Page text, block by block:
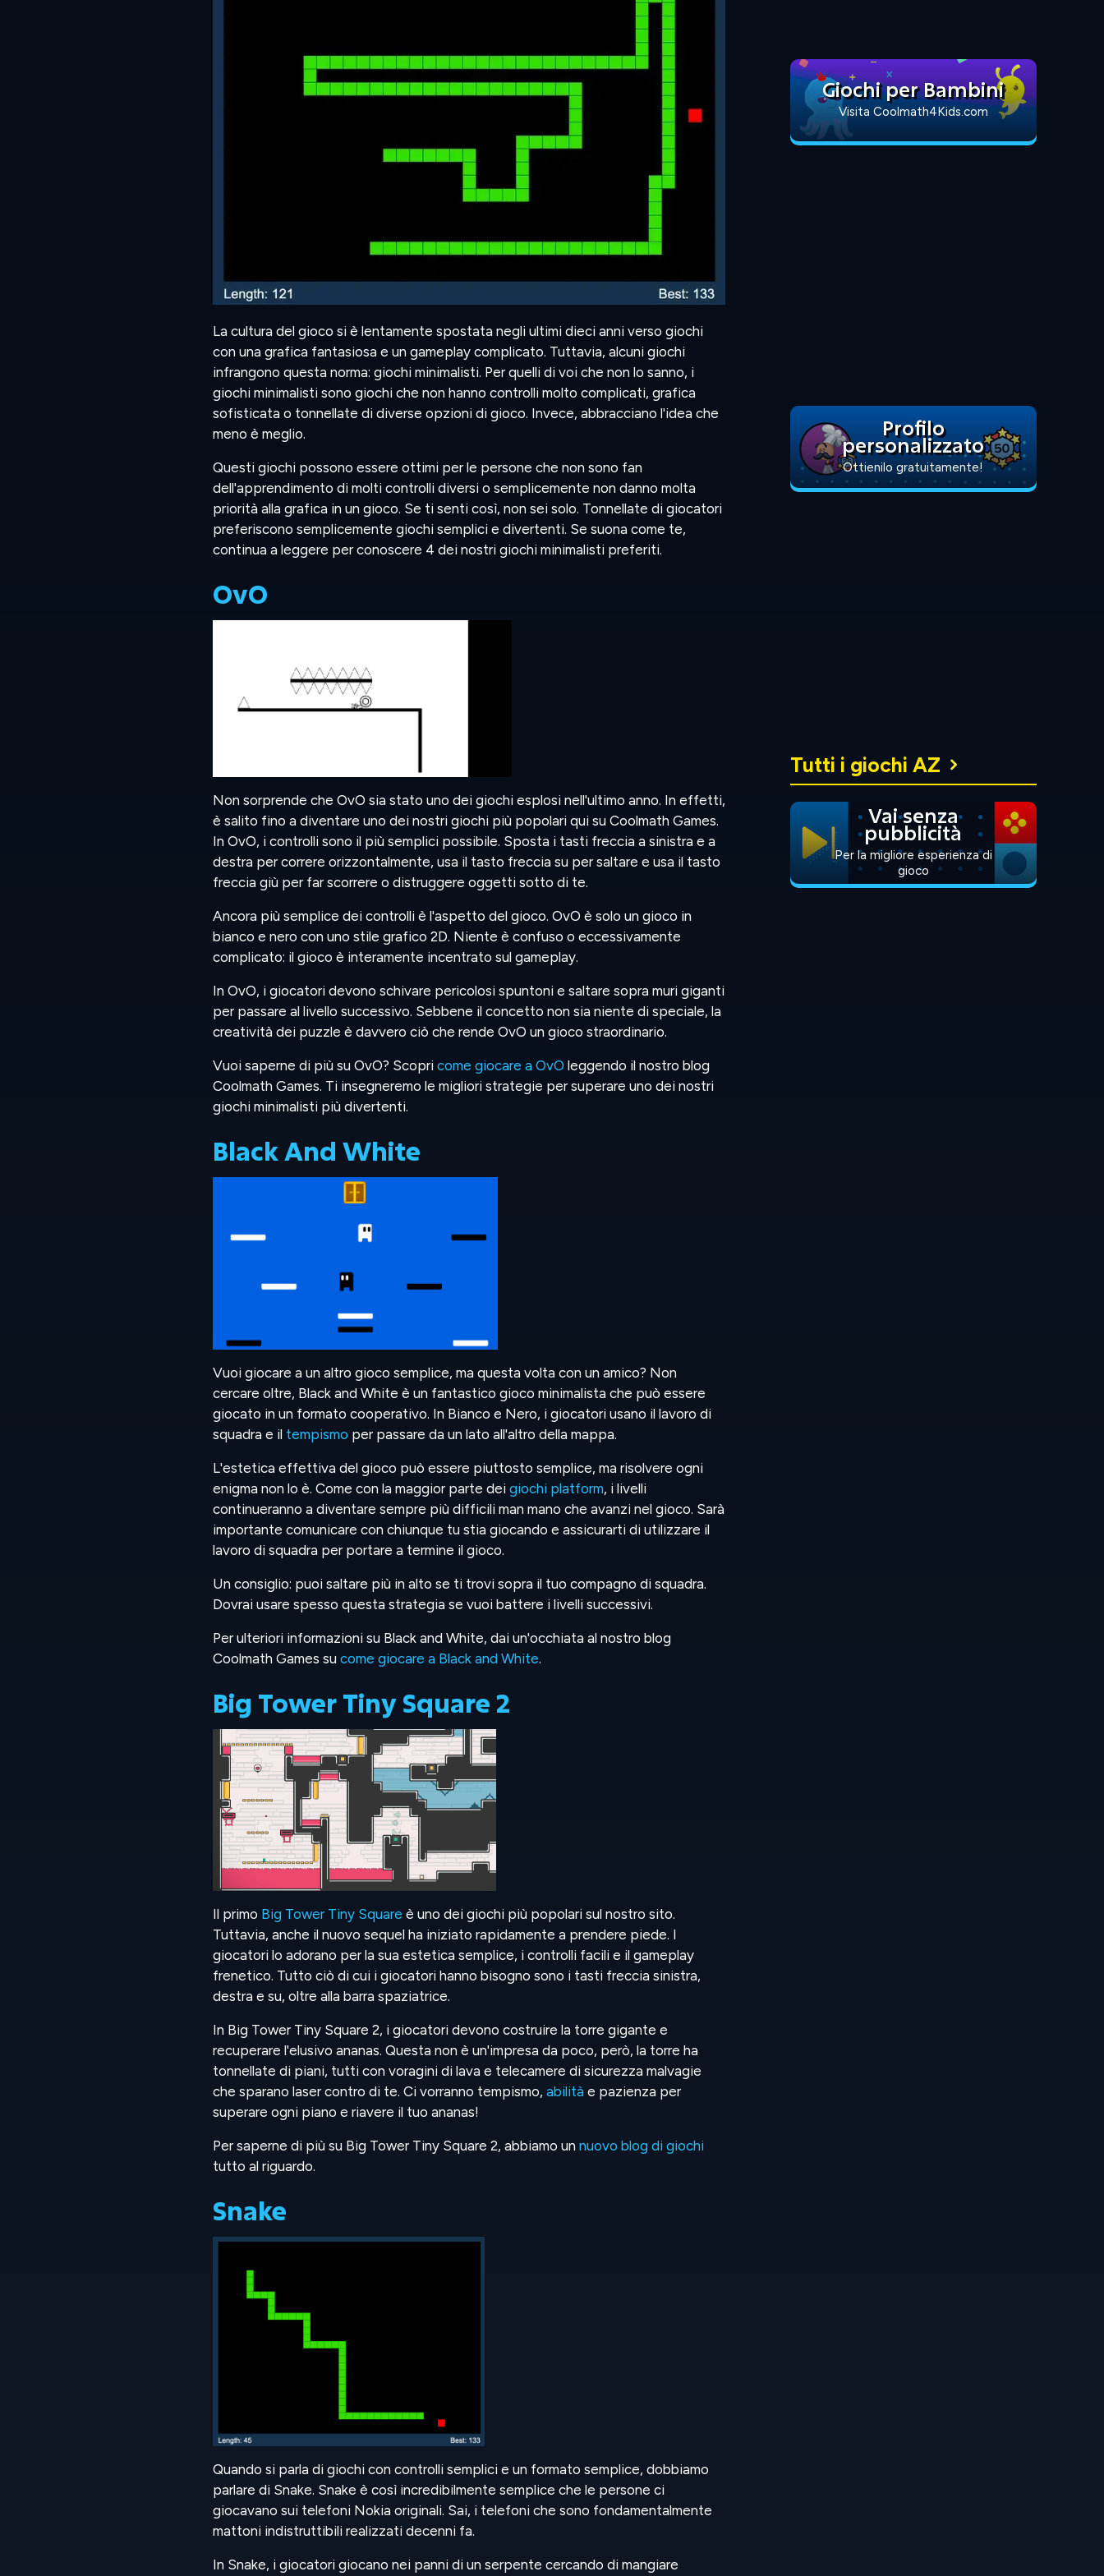
La cultura del gioco si è lentamente spostata negli ultimi dieci anni verso giochi
con una grafica fantasiosa e un gameplay complicato. Tuttavia, alcuni giochi
infrangono questa norma: giochi minimalisti. Per quelli di voi che non lo sanno, i
giochi minimalisti sono giochi che non hanno controlli molto complicati, grafica
sofisticata o tonnellate di diverse opzioni di gioco. Invece, abbracciano l'idea che
meno è meglio.
Questi giochi possono essere ottimi per le persone che non sono fan
dell'apprendimento di molti controlli diversi o semplicemente non danno molta
priorità alla grafica in un gioco. Se ti senti così, non sei solo. Tonnellate di giocatori
preferiscono semplicemente giochi semplici e divertenti. Se suona come te,
continua a leggere per conoscere 4 dei nostri giochi minimalisti preferiti.
OvO
Non sorprende che OvO sia stato uno dei giochi esplosi nell'ultimo anno. In effetti,
è salito fino a diventare uno dei nostri giochi più popolari qui su Coolmath Games.
In OvO, i controlli sono il più semplici possibile. Sposta i tasti freccia a sinistra e a
destra per correre orizzontalmente, usa il tasto freccia su per saltare e usa il tasto
freccia giù per far scorrere o distruggere oggetti sotto di te.
Ancora più semplice dei controlli è l'aspetto del gioco. OvO è solo un gioco in
bianco e nero con uno stile grafico 2D. Niente è confuso o eccessivamente
complicato: il gioco è interamente incentrato sul gameplay.
In OvO, i giocatori devono schivare pericolosi spuntoni e saltare sopra muri giganti
per passare al livello successivo. Sebbene il concetto non sia niente di speciale, la
creatività dei puzzle è davvero ciò che rende OvO un gioco straordinario.
Vuoi saperne di più su OvO? Scopri come giocare a OvO leggendo il nostro blog
Coolmath Games. Ti insegneremo le migliori strategie per superare uno dei nostri
giochi minimalisti più divertenti.
Black And White
Vuoi giocare a un altro gioco semplice, ma questa volta con un amico? Non
cercare oltre, Black and White è un fantastico gioco minimalista che può essere
giocato in un formato cooperativo. In Bianco e Nero, i giocatori usano il lavoro di
squadra e il tempismo per passare da un lato all'altro della mappa.
L'estetica effettiva del gioco può essere piuttosto semplice, ma risolvere ogni
enigma non lo è. Come con la maggior parte dei giochi platform, i livelli
continueranno a diventare sempre più difficili man mano che avanzi nel gioco. Sarà
importante comunicare con chiunque tu stia giocando e assicurarti di utilizzare il
lavoro di squadra per portare a termine il gioco.
Un consiglio: puoi saltare più in alto se ti trovi sopra il tuo compagno di squadra.
Dovrai usare spesso questa strategia se vuoi battere i livelli successivi.
Per ulteriori informazioni su Black and White, dai un'occhiata al nostro blog
Coolmath Games su come giocare a Black and White.
Big Tower Tiny Square 2
Il primo Big Tower Tiny Square è uno dei giochi più popolari sul nostro sito.
Tuttavia, anche il nuovo sequel ha iniziato rapidamente a prendere piede. I
giocatori lo adorano per la sua estetica semplice, i controlli facili e il gameplay
frenetico. Tutto ciò di cui i giocatori hanno bisogno sono i tasti freccia sinistra,
destra e su, oltre alla barra spaziatrice.
In Big Tower Tiny Square 2, i giocatori devono costruire la torre gigante e
recuperare l'elusivo ananas. Questa non è un'impresa da poco, però, la torre ha
tonnellate di piani, tutti con voragini di lava e telecamere di sicurezza malvagie
che sparano laser contro di te. Ci vorranno tempismo, abilità e pazienza per
superare ogni piano e riavere il tuo ananas!
Per saperne di più su Big Tower Tiny Square 2, abbiamo un nuovo blog di giochi
tutto al riguardo.
Snake
Quando si parla di giochi con controlli semplici e un formato semplice, dobbiamo
parlare di Snake. Snake è così incredibilmente semplice che le persone ci
giocavano sui telefoni Nokia originali. Sai, i telefoni che sono fondamentalmente
mattoni indistruttibili realizzati decenni fa.
In Snake, i giocatori giocano nei panni di un serpente cercando di mangiare
Giochi per Bambini
Visita Coolmath4Kids.com
Profilo
personalizzato
Ottienilo gratuitamente!
Tutti i giochi AZ
Vai senza
pubblicità
Per la migliore esperienza di
gioco